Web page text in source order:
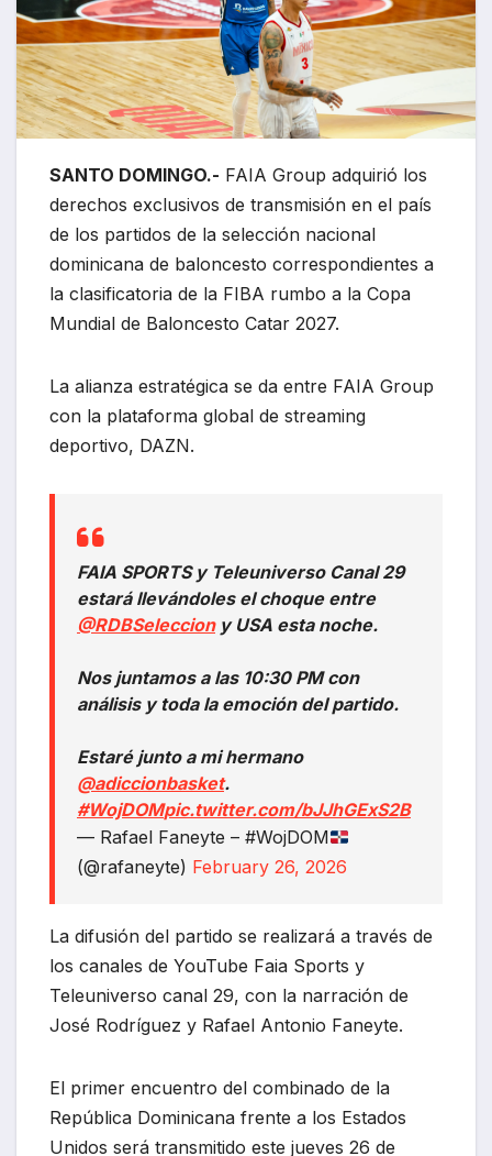
SANTO DOMINGO.- FAIA Group adquirió los
derechos exclusivos de transmisión en el país
de los partidos de la selección nacional
dominicana de baloncesto correspondientes a
la clasificatoria de la FIBA rumbo a la Copa
Mundial de Baloncesto Catar 2027.
La alianza estratégica se da entre FAIA Group
con la plataforma global de streaming
deportivo, DAZN.
FAIA SPORTS y Teleuniverso Canal 29
estará llevándoles el choque entre
@RDBSelecciony USA esta noche.
Nos juntamos a las 10:30 PM con
análisis y toda la emoción del partido.
Estaré junto a mi hermano
@adiccionbasket.
#WojDOMpic.twitter.com/bJJhGExS2B
— Rafael Faneyte – #WojDOM
(@rafaneyte) February 26, 2026
La difusión del partido se realizará a través de
los canales de YouTube Faia Sports y
Teleuniverso canal 29, con la narración de
José Rodríguez y Rafael Antonio Faneyte.
El primer encuentro del combinado de la
República Dominicana frente a los Estados
Unidos será transmitido este jueves 26 de